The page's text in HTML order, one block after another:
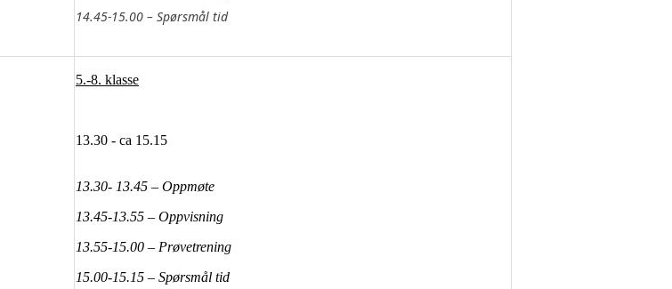
14.45-15.00 – Spørsmål tid
5.-8. klasse
13.30 - ca 15.15
13.30- 13.45 – Oppmøte
13.45-13.55 – Oppvisning
13.55-15.00 – Prøvetrening
15.00-15.15 – Spørsmål tid